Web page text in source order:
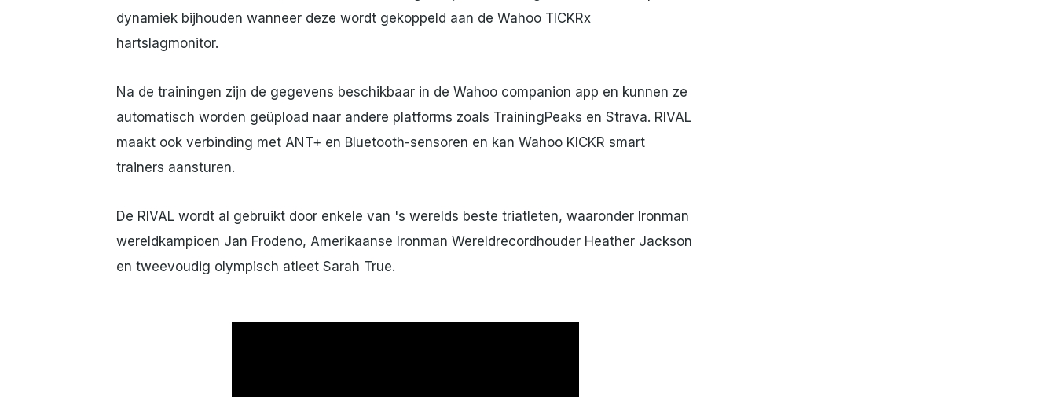
dynamiek bijhouden wanneer deze wordt gekoppeld aan de Wahoo TICKRx
hartslagmonitor.
Na de trainingen zijn de gegevens beschikbaar in de Wahoo companion app en kunnen ze
automatisch worden geüpload naar andere platforms zoals TrainingPeaks en Strava. RIVAL
maakt ook verbinding met ANT+ en Bluetooth-sensoren en kan Wahoo KICKR smart
trainers aansturen.
De RIVAL wordt al gebruikt door enkele van 's werelds beste triatleten, waaronder Ironman
wereldkampioen Jan Frodeno, Amerikaanse Ironman Wereldrecordhouder Heather Jackson
en tweevoudig olympisch atleet Sarah True.